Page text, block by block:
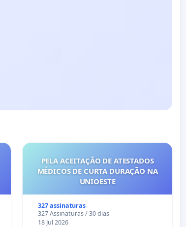
PELA ACEITAÇÃO DE ATESTADOS
MÉDICOS DE CURTA DURAÇÃO NA
UNIOESTE
327 assinaturas
327 Assinaturas / 30 dias
18 Jul 2026